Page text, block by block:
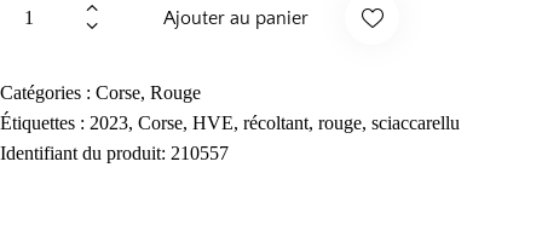
-
Aeterna
-
Ajouter au panier
imer
Catégories : Corse, Rouge
Étiquettes : 2023, Corse, HVE, récoltant, rouge, sciaccarellu
Identifiant du produit: 210557